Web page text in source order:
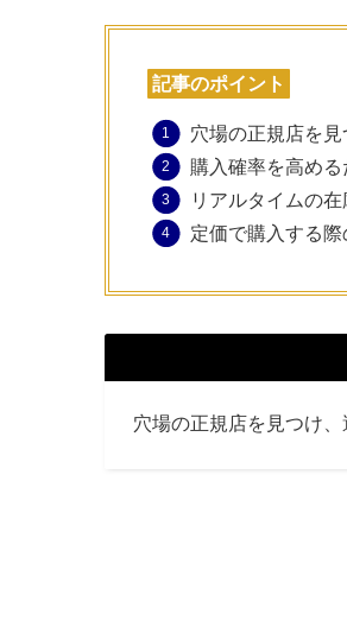
記事のポイント
穴場の正規店を
購入確率を高め
リアルタイムの
定価で購入する
穴場の正規店を見つけ